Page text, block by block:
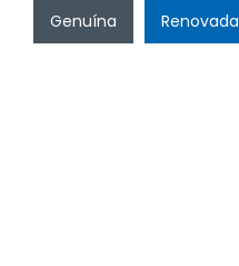
Genuína Renovada